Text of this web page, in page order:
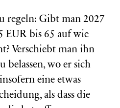
regeln: Gibt man 2027
EUR bis 65 auf wie
Verschiebt man ihn
belassen, wo er sich
eine etwas
als dass die